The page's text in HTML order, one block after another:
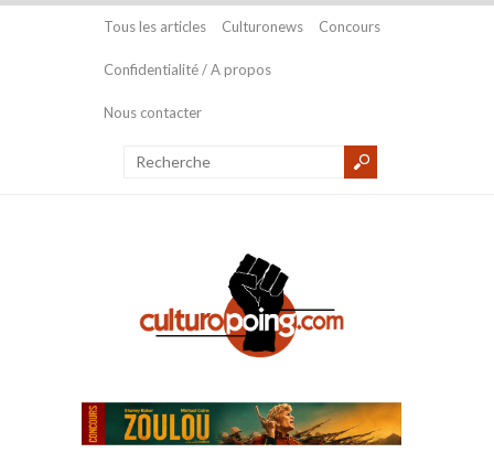
Tous les articles Culturonews Concours
Confidentialité / A propos
Nous contacter